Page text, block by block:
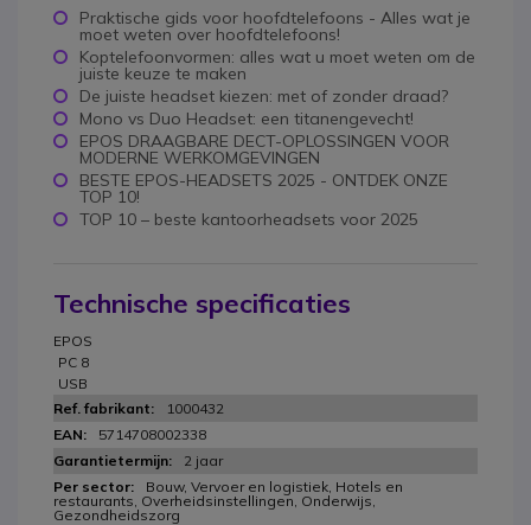
Praktische gids voor hoofdtelefoons - Alles wat je
moet weten over hoofdtelefoons!
Koptelefoonvormen: alles wat u moet weten om de
juiste keuze te maken
De juiste headset kiezen: met of zonder draad?
Mono vs Duo Headset: een titanengevecht!
EPOS DRAAGBARE DECT-OPLOSSINGEN VOOR
MODERNE WERKOMGEVINGEN
BESTE EPOS-HEADSETS 2025 - ONTDEK ONZE
TOP 10!
TOP 10 – beste kantoorheadsets voor 2025
Technische specificaties
EPOS
PC 8
USB
1000432
5714708002338
2 jaar
Bouw, Vervoer en logistiek, Hotels en
restaurants, Overheidsinstellingen, Onderwijs,
Gezondheidszorg